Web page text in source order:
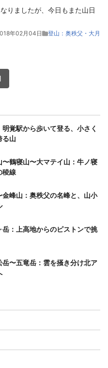
りましたが、今日もまた山日
年02月04日 登山：奥秩父・大月
明覚駅から歩いて登る、小さく
る山
〜鶴寝山〜大マテイ山：牛ノ寝
稜線
金峰山：奥秩父の名峰と、山小
岳：上高地からのピストンで挑
岳〜五竜岳：雲を掻き分け北ア